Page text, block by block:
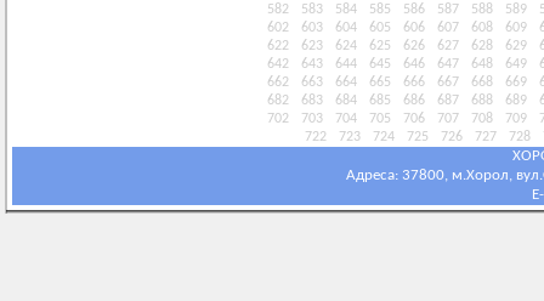
582
583 584 585 586 587 588 589
602
603 604 605 606 607 608 609
622
623 624 625 626 627 628 629
642
643 644 645 646 647 648 649
662
663 664 665 666 667 668 669
682
683 684 685 686 687 688 689
702
703 704 705 706 707 708 709
722
723 724 725 726 727 728
Адреса: 37800, м.Хорол,